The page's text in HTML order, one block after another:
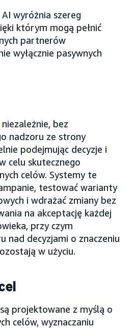
wyróżnia szereg
którym mogą pełnić
partnerów
wyłącznie pasywnych
bez
nadzoru ze strony
podejmując decyzje i
celu skutecznego
celów. Systemy te
testować warianty
i wdrażać zmiany bez
na akceptację każdej
przy czym
nad decyzjami o znaczeniu
w użyciu.
projektowane z myślą o
celów, wyznaczaniu